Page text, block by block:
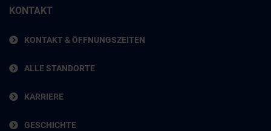
KONTAKT
KONTAKT & ÖFFNUNGSZEITEN
ALLE STANDORTE
KARRIERE
GESCHICHTE